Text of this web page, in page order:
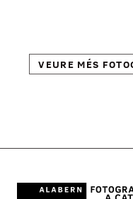
VEURE MÉS